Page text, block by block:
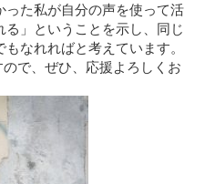
った私が自分の声を使って活
」ということを示し、同じ
なれればと考えています。
で、ぜひ、応援よろしくお